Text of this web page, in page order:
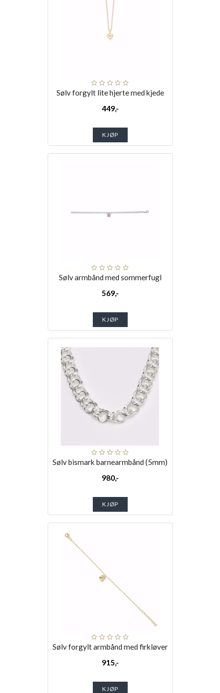
Sølv forgylt lite hjerte med kjede
449,-
KJØP
Sølv armbånd med sommerfugl
569,-
KJØP
Sølv bismark barnearmbånd (5mm)
980,-
KJØP
Sølv forgylt armbånd med firkløver
915,-
KJØP